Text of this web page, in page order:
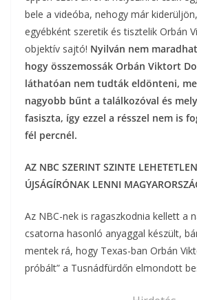
bele a videóba, nehogy már
egyébként szeretik és tisztelik Orbán
objektív sajtó! Nyilván nem
hogy összemossák Orbán Viktort
láthatóan nem tudták eldönteni,
nagyobb bűnt a találkozóval és
fasiszta, így ezzel a résszel nem is
fél percnél.
AZ NBC SZERINT SZINTE
ÚJSÁGÍRÓNAK LENNI
Az NBC-nek is ragaszkodnia kellett a
csatorna hasonló anyaggal készült,
mentek rá, hogy Texas-ban Orbán
próbált” a Tusnádfürdőn elmondott